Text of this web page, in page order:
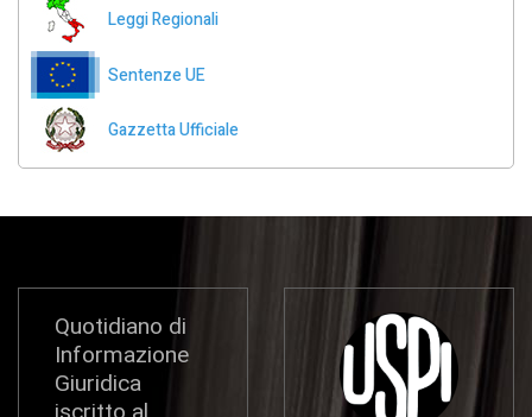
Leggi Regionali
Sentenze UE
Gazzetta Ufficiale
Quotidiano di
Informazione
Giuridica
iscritto al